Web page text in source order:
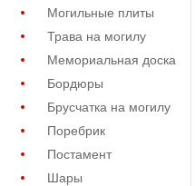
Могильные плиты
Трава на могилу
Мемориальная доска
Бордюры
Брусчатка на могилу
Поребрик
Постамент
Шары